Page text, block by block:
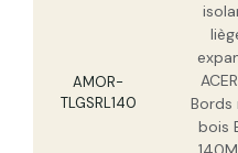
AMOR-
TLGSRL140
Bords
bois